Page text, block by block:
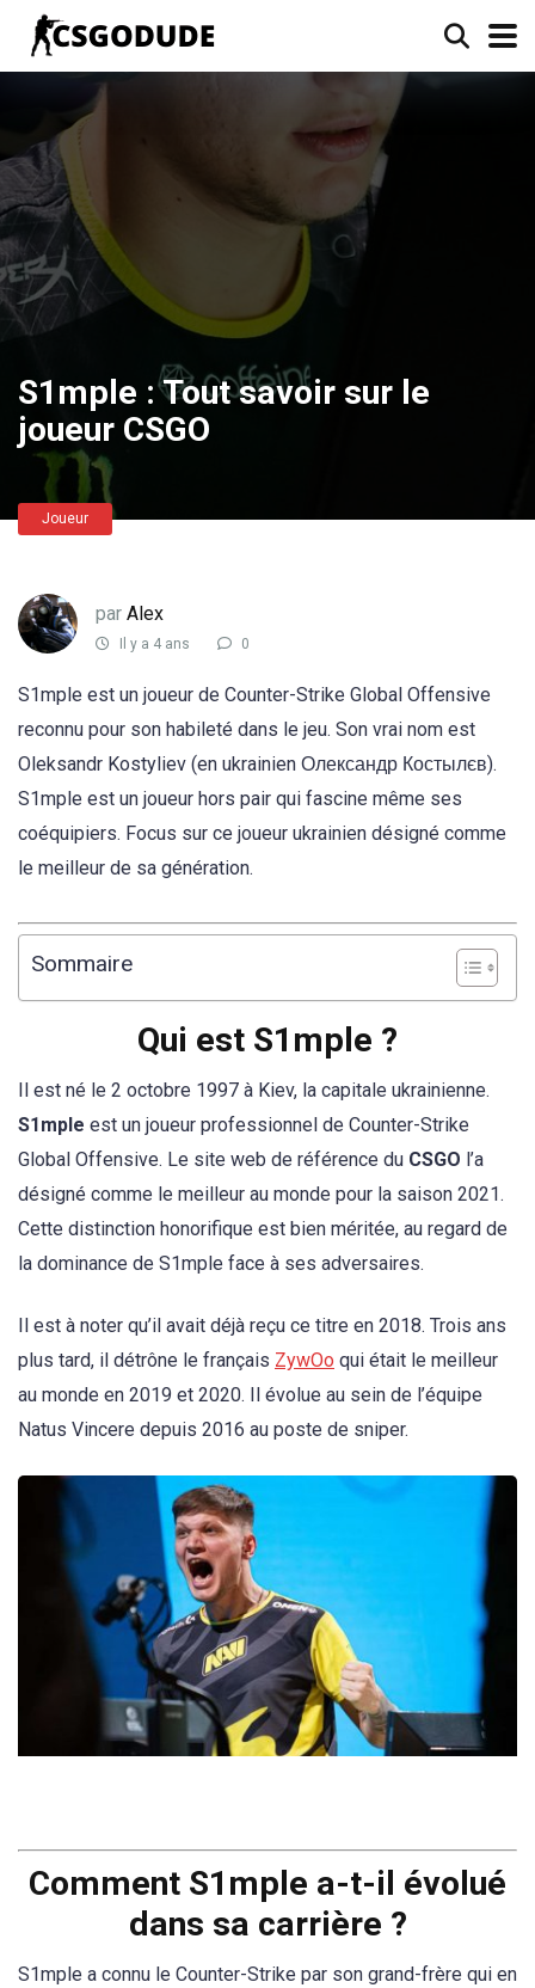
S1mple : Tout savoir sur le
joueur CSGO
Joueur
par Alex
Il y a 4 ans 0
S1mple est un joueur de Counter-Strike Global Offensive
reconnu pour son habileté dans le jeu. Son vrai nom est
Oleksandr Kostyliev (en ukrainien Олександр Костылєв).
S1mple est un joueur hors pair qui fascine même ses
coéquipiers. Focus sur ce joueur ukrainien désigné comme
le meilleur de sa génération.
Sommaire
Qui est S1mple ?
Il est né le 2 octobre 1997 à Kiev, la capitale ukrainienne.
S1mple est un joueur professionnel de Counter-Strike
Global Offensive. Le site web de référence du CSGO l’a
désigné comme le meilleur au monde pour la saison 2021.
Cette distinction honorifique est bien méritée, au regard de
la dominance de S1mple face à ses adversaires.
Il est à noter qu’il avait déjà reçu ce titre en 2018. Trois ans
plus tard, il détrône le français ZywOo qui était le meilleur
au monde en 2019 et 2020. Il évolue au sein de l’équipe
Natus Vincere depuis 2016 au poste de sniper.
Comment S1mple a-t-il évolué
dans sa carrière ?
S1mple a connu le Counter-Strike par son grand-frère qui en